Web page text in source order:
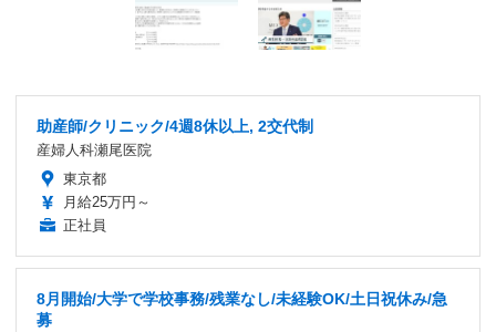
助産師/クリニック/4週8休以上, 2交代制
産婦人科瀬尾医院
東京都
月給25万円～
正社員
8月開始/大学で学校事務/残業なし/未経験OK/土日祝休み/急
募